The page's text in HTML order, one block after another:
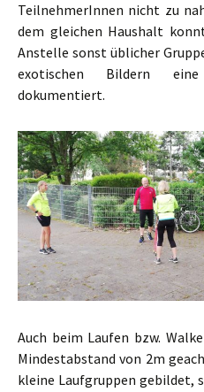
TeilnehmerInnen nicht zu
dem gleichen Haushalt
Anstelle sonst üblicher
exotischen Bildern
dokumentiert.
Auch beim Laufen bzw.
Mindestabstand von 2m
kleine Laufgruppen gebildet,